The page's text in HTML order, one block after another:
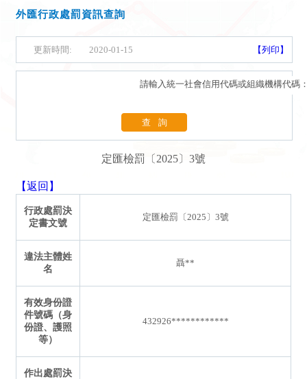
外匯行政處罰資訊查詢
更新時間: 2020-01-15 【列印】
請輸入統一社會信用代碼或組織機構代碼
查詢
定匯檢罰〔2025〕3號
【返回】
行政處罰決
定書文號
定匯檢罰〔2025〕3號
違法主體姓
名
聶**
有效身份證
件號碼（身
份證、護照
等）
432926************
作出處罰決